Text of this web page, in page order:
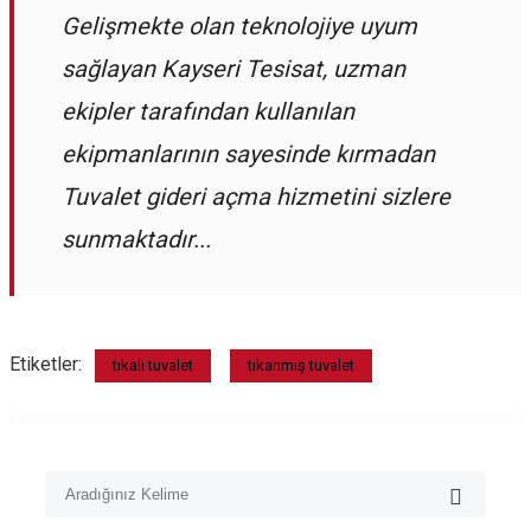
Gelişmekte olan teknolojiye uyum
sağlayan Kayseri Tesisat, uzman
ekipler tarafından kullanılan
ekipmanlarının sayesinde kırmadan
Tuvalet gideri açma hizmetini sizlere
sunmaktadır...
Etiketler: tıkalı tuvalet tıkanmış tuvalet